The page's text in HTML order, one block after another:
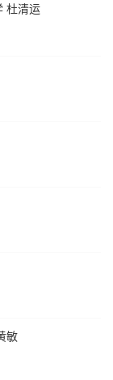
杜清运
敏